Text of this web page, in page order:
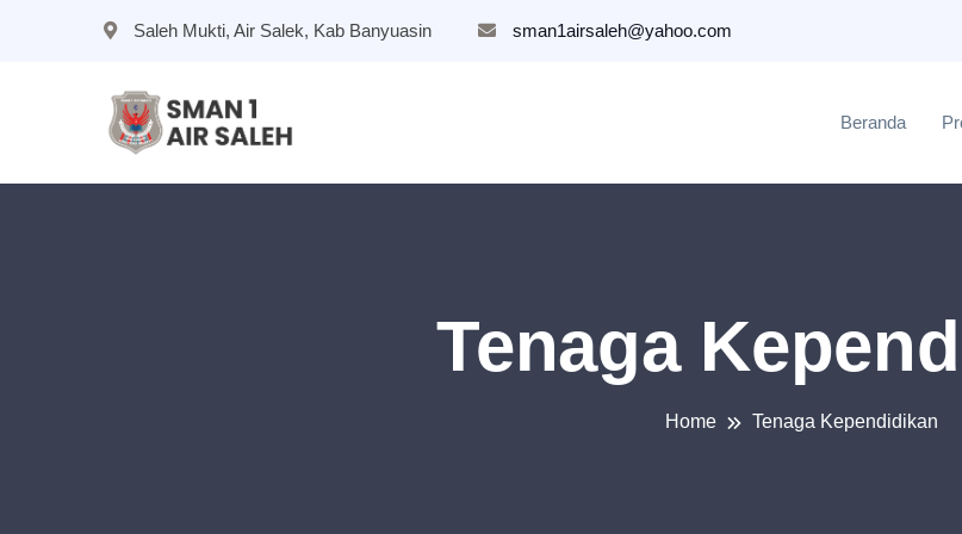
Saleh Mukti, Air Salek, Kab Banyuasin sman1airsaleh@yahoo.com
Beranda
Tenaga
Home Tenaga Kependidikan